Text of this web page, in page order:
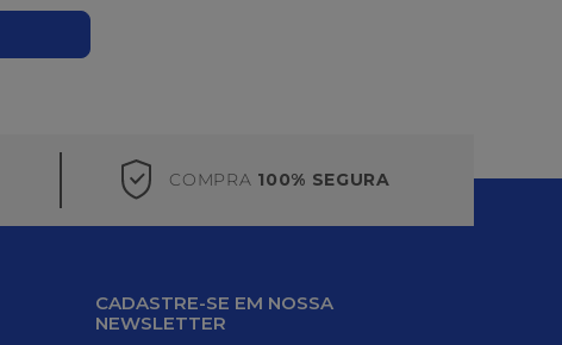
COMPRA 100% SEGURA
CADASTRE-SE EM NOSSA
NEWSLETTER